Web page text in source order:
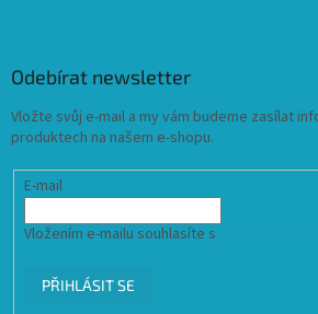
Odebírat newsletter
Vložte svůj e-mail a my vám budeme zasílat
produktech na našem e-shopu.
E-mail
Vložením e-mailu souhlasíte s
PŘIHLÁSIT SE